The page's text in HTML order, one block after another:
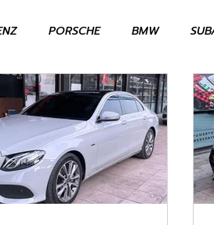
PORSCHE BMW
งรถยนต์ AUDI MASERATI
TOYOTA HONDA